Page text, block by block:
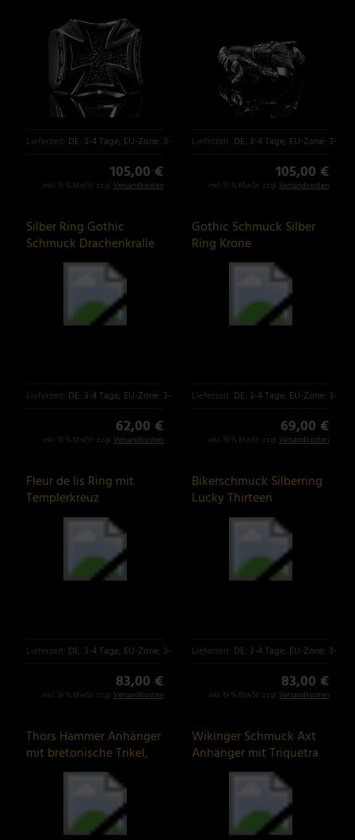
Lieferzeit: DE: 3-4 Tage, EU-Zone: 3-6 Tage
105,00 €
inkl. 19 % MwSt. zzgl. Versandkosten
Lieferzeit: DE: 3-4 Tage, EU-Zone: 3-6
105,00 €
inkl. 19 % MwSt. zzgl. Versandkosten
Silber Ring Gothic
Schmuck Drachenkralle
Lieferzeit: DE: 3-4 Tage, EU-Zone: 3-6 Tage
62,00 €
inkl. 19 % MwSt. zzgl. Versandkosten
Gothic Schmuck Silber
Ring Krone
Lieferzeit: DE: 3-4 Tage, EU-Zone: 3-6
69,00 €
inkl. 19 % MwSt. zzgl. Versandkosten
Fleur de lis Ring mit
Templerkreuz
Lieferzeit: DE: 3-4 Tage, EU-Zone: 3-6 Tage
83,00 €
inkl. 19 % MwSt. zzgl. Versandkosten
Bikerschmuck Silberring
Lucky Thirteen
Lieferzeit: DE: 3-4 Tage, EU-Zone: 3-6
83,00 €
inkl. 19 % MwSt. zzgl. Versandkosten
Thors Hammer Anhänger
mit bretonische Trikel,
Triskele
Wikinger Schmuck Axt
Anhänger mit Triquetra
aus Silber